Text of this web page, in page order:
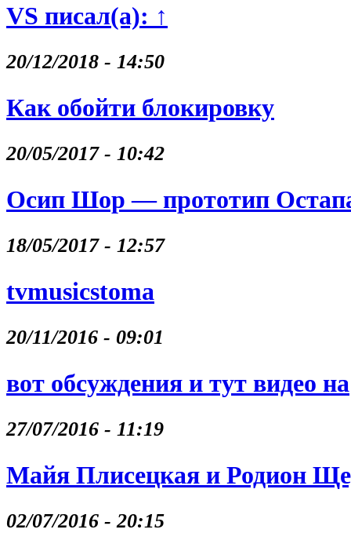
VS писал(а): ↑
20/12/2018 - 14:50
Как обойти блокировку
20/05/2017 - 10:42
Осип Шор — прототип
18/05/2017 - 12:57
tvmusicstoma
20/11/2016 - 09:01
вот обсуждения и тут видео на
27/07/2016 - 11:19
Майя Плисецкая и Родион
02/07/2016 - 20:15